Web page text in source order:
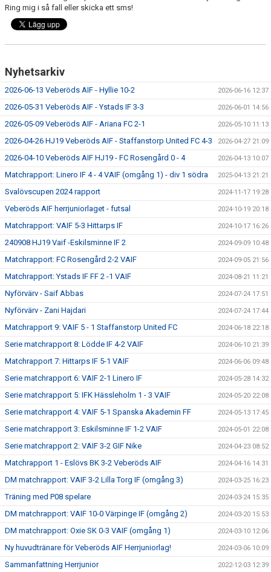
Ring mig i så fall eller skicka ett sms!
Nyhetsarkiv
2026-06-13 Veberöds AIF - Hyllie 10-2 2026-06-16 12:37
2026-05-31 Veberöds AIF - Ystads IF 3-3 2026-06-01 14:56
2026-05-09 Veberöds AIF - Ariana FC 2-1 2026-05-10 11:13
2026-04-26 HJ19 Veberöds AIF - Staffanstorp United FC 4-3 2026-04-27 21:09
2026-04-10 Veberöds AIF HJ19 - FC Rosengård 0 - 4 2026-04-13 10:07
Matchrapport: Linero IF 4 - 4 VAIF (omgång 1) - div 1 södra 2025-04-13 21:21
Svalövscupen 2024 rapport 2024-11-17 19:28
Veberöds AIF herrjuniorlaget - futsal 2024-10-19 20:18
Matchrapport: VAIF 5-3 Hittarps IF 2024-10-17 16:26
240908 HJ19 Vaif -Eskilsminne IF 2 2024-09-09 10:48
Matchrapport: FC Rosengård 2-2 VAIF 2024-09-05 21:56
Matchrapport: Ystads IF FF 2 -1 VAIF 2024-08-21 11:21
Nyförvärv - Saif Abbas 2024-07-24 17:51
Nyförvärv - Zani Hajdari 2024-07-24 17:44
Matchrapport 9: VAIF 5 - 1 Staffanstorp United FC 2024-06-18 22:18
Serie matchrapport 8: Lödde IF 4-2 VAIF 2024-06-10 21:39
Matchrapport 7: Hittarps IF 5-1 VAIF 2024-06-06 09:48
Serie matchrapport 6: VAIF 2-1 Linero IF 2024-05-28 14:32
Serie matchrapport 5: IFK Hässleholm 1 - 3 VAIF 2024-05-20 22:08
Serie matchrapport 4: VAIF 5-1 Spanska Akademin FF 2024-05-13 17:45
Serie matchrapport 3: Eskilsminne IF 1-2 VAIF 2024-05-01 22:08
Serie matchrapport 2: VAIF 3-2 GIF Nike 2024-04-23 08:52
Matchrapport 1 - Eslövs BK 3-2 Veberöds AIF 2024-04-16 14:31
DM matchrapport: VAIF 3-2 Lilla Torg IF (omgång 3) 2024-03-25 16:23
Träning med P08 spelare 2024-03-24 15:35
DM matchrapport: VAIF 10-0 Värpinge IF (omgång 2) 2024-03-20 15:53
DM matchrapport: Oxie SK 0-3 VAIF (omgång 1) 2024-03-10 12:06
Ny huvudtränare för Veberöds AIF Herrjuniorlag! 2024-03-06 10:09
Sammanfattning Herrjunior 2022-12-03 12:39